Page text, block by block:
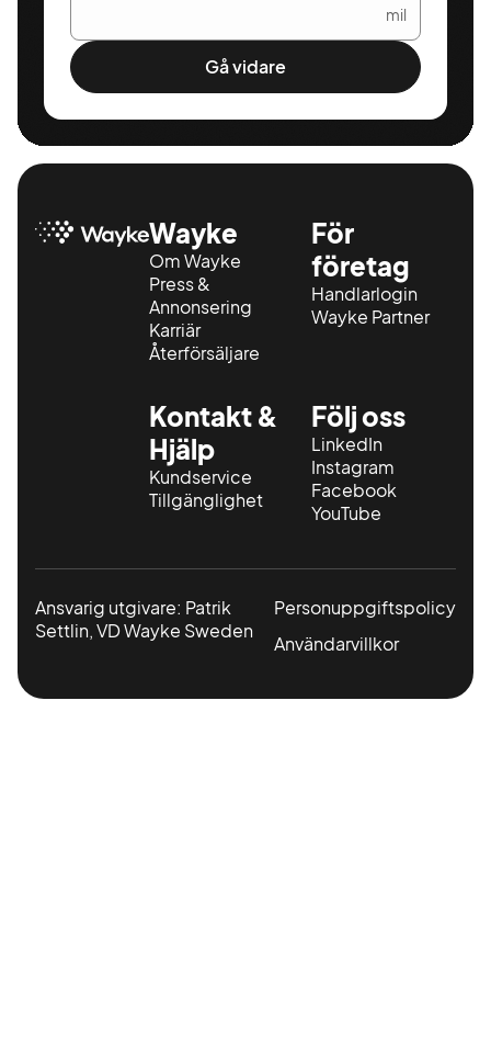
mil
Gå vidare
Wayke
Om Wayke
Press &
Annonsering
Karriär
Återförsäljare
För
företag
Handlarlogin
Wayke Partner
Kontakt &
Hjälp
Kundservice
Tillgänglighet
Följ oss
LinkedIn
Instagram
Facebook
YouTube
Ansvarig utgivare: Patrik
Settlin, VD Wayke Sweden
Personuppgiftspolicy
Användarvillkor